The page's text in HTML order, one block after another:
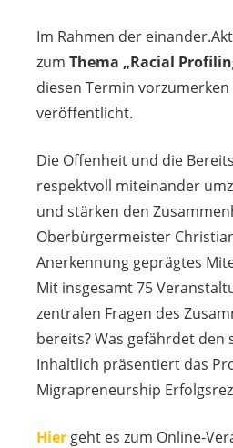
Im Rahmen der
zum Thema „Racial
diesen Termin
veröffentlicht.
Die Offenheit und die
respektvoll miteinander
und stärken den
Oberbürgermeister
Anerkennung geprägtes
Mit insgesamt 75
zentralen Fragen des
bereits? Was gefährdet
Inhaltlich präsentiert das
Migrapreneurship
Hier geht es zum Online-